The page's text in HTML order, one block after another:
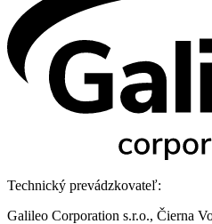
Technický prevádzkovateľ:
Galileo Corporation s.r.o., Čierna